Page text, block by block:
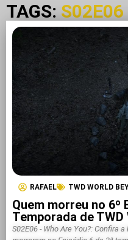
TAGS:
RAFAEL TWD WORLD
Quem morreu no 6º
Temporada de
S02E06 - Who Are You?: Confira